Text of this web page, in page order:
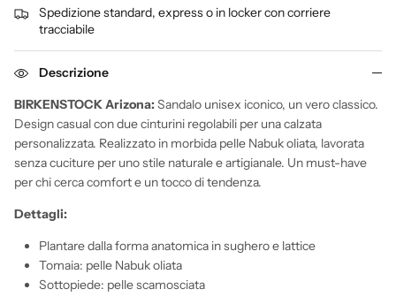
Spedizione standard, express o in locker con corriere
tracciabile
Descrizione
BIRKENSTOCK Arizona:Sandalo unisex iconico, un vero classico.
Design casual con due cinturini regolabili per una calzata
personalizzata. Realizzato in morbida pelle Nabuk oliata, lavorata
senza cuciture per uno stile naturale e artigianale. Un must-have
per chi cerca comfort e un tocco di tendenza.
Dettagli:
Plantare dalla forma anatomica in sughero e lattice
Tomaia: pelle Nabuk oliata
Sottopiede: pelle scamosciata